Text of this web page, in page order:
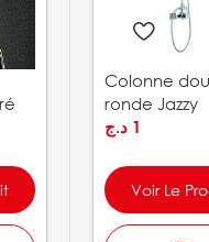
Colonne
ronde Jazzy
1 د.ج
Voir Le